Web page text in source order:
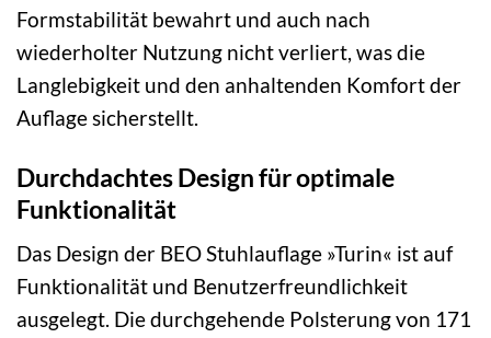
Formstabilität bewahrt und auch nach
wiederholter Nutzung nicht verliert, was die
Langlebigkeit und den anhaltenden Komfort der
Auflage sicherstellt.
Durchdachtes Design für optimale
Funktionalität
Das Design der BEO Stuhlauflage »Turin« ist auf
Funktionalität und Benutzerfreundlichkeit
ausgelegt. Die durchgehende Polsterung von 171